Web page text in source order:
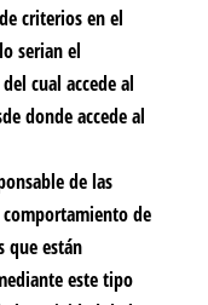
criterios en el
serian el
cual accede al
donde accede al
de las
de
que están
este tipo